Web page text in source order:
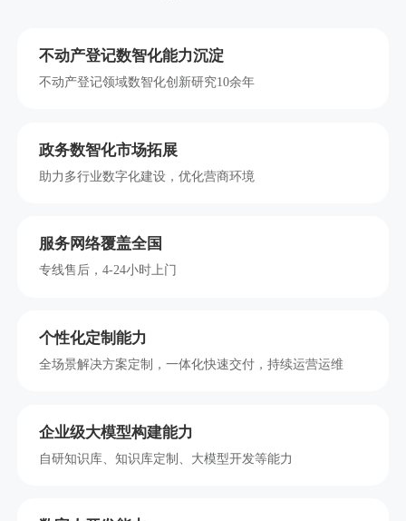
不动产登记数智化能力沉淀
不动产登记领域数智化创新研究10余年
政务数智化市场拓展
助力多行业数字化建设，优化营商环境
服务网络覆盖全国
专线售后，4-24小时上门
个性化定制能力
全场景解决方案定制，一体化快速交付，持续运营运维
企业级大模型构建能力
自研知识库、知识库定制、大模型开发等能力